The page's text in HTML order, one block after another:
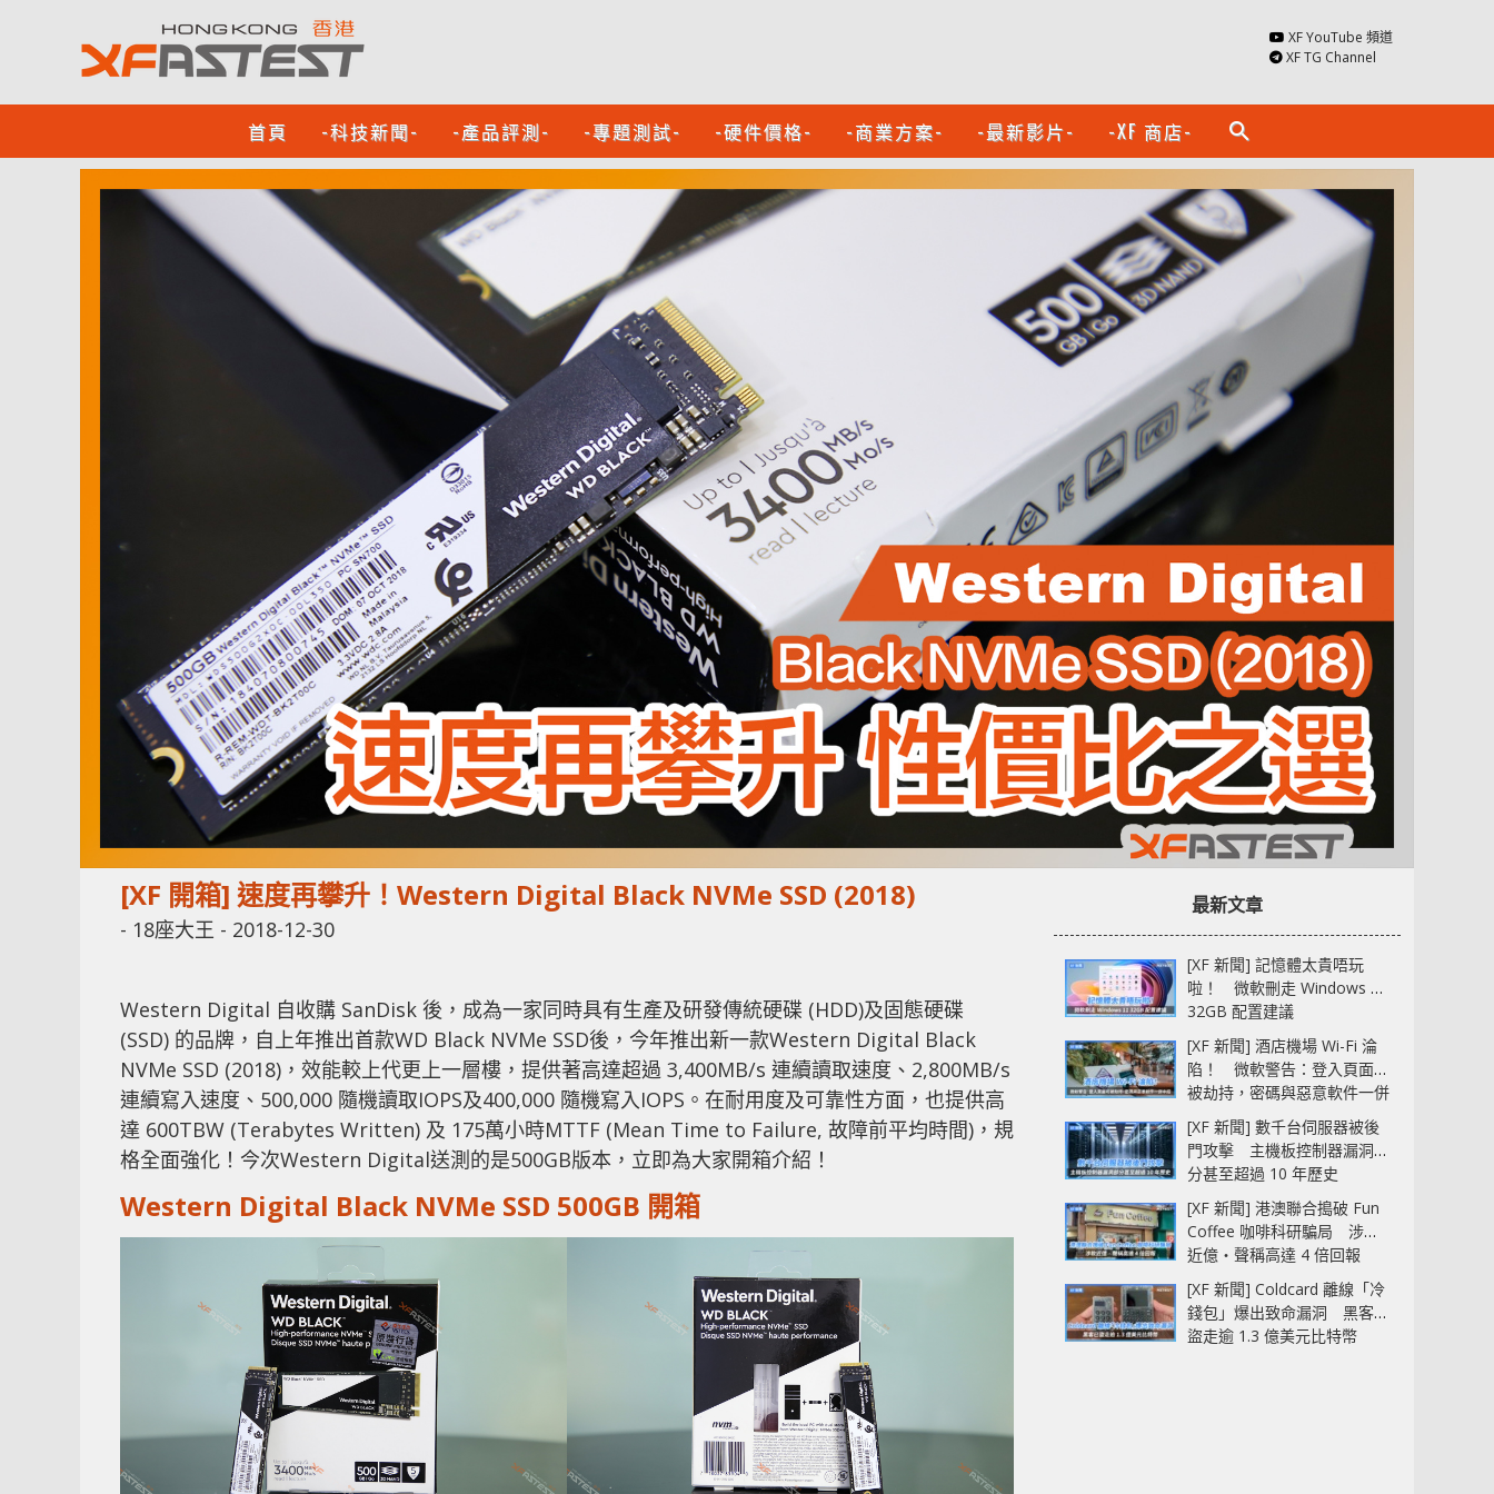
XF YouTube 頻道
XF TG Channel
首頁 -科技新聞- -產品評測- -專題測試- -硬件價格- -商業方案- -最新影片- -XF 商店- search
[XF 開箱] 速度再攀升！Western Digital Black NVMe SSD (2018)
- 18座大王 - 2018-12-30
Western Digital 自收購 SanDisk 後，成為一家同時具有生產及研發傳統硬碟 (HDD)及固態硬碟
(SSD) 的品牌，自上年推出首款WD Black NVMe SSD後，今年推出新一款Western Digital Black
NVMe SSD (2018)，效能較上代更上一層樓，提供著高達超過 3,400MB/s 連續讀取速度、2,800MB/s
連續寫入速度、500,000 隨機讀取IOPS及400,000 隨機寫入IOPS。在耐用度及可靠性方面，也提供高
達 600TBW (Terabytes Written) 及 175萬小時MTTF (Mean Time to Failure, 故障前平均時間)，規
格全面強化！今次Western Digital送測的是500GB版本，立即為大家開箱介紹！
Western Digital Black NVMe SSD 500GB 開箱
最新文章
[XF 新聞] 記憶體太貴唔玩
啦！ 微軟刪走 Windows 11
32GB 配置建議
[XF 新聞] 酒店機場 Wi-Fi 淪
陷！ 微軟警告：登入頁面可
被劫持，密碼與惡意軟件一併
中招
[XF 新聞] 數千台伺服器被後
門攻擊 主機板控制器漏洞部
分甚至超過 10 年歷史
[XF 新聞] 港澳聯合搗破 Fun
Coffee 咖啡科研騙局 涉款
近億‧聲稱高達 4 倍回報
[XF 新聞] Coldcard 離線「冷
錢包」爆出致命漏洞 黑客已
盜走逾 1.3 億美元比特幣